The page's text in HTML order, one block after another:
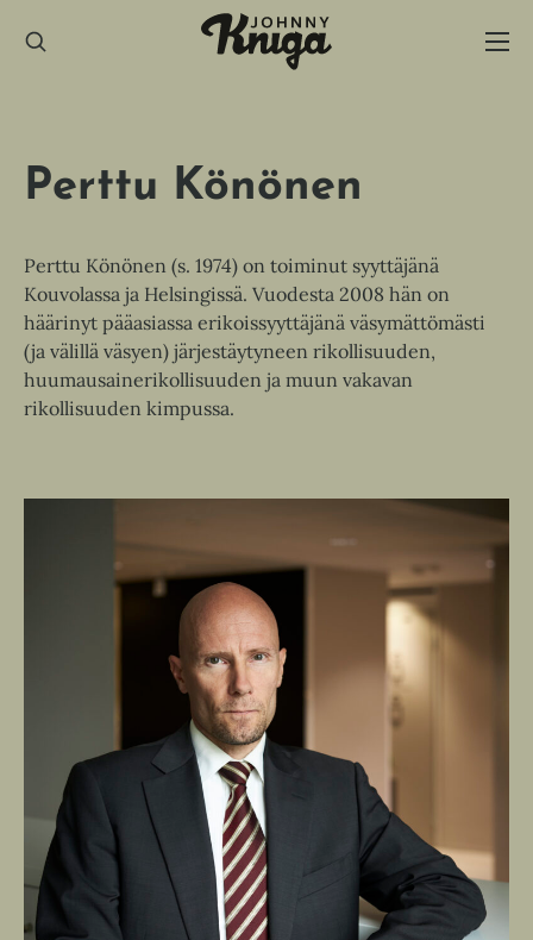
sisältöön
Perttu Könönen
Perttu Könönen (s. 1974) on toiminut syyttäjänä
Kouvolassa ja Helsingissä. Vuodesta 2008 hän on
häärinyt pääasiassa erikoissyyttäjänä väsymättömästi
(ja välillä väsyen) järjestäytyneen rikollisuuden,
huumausainerikollisuuden ja muun vakavan
rikollisuuden kimpussa.